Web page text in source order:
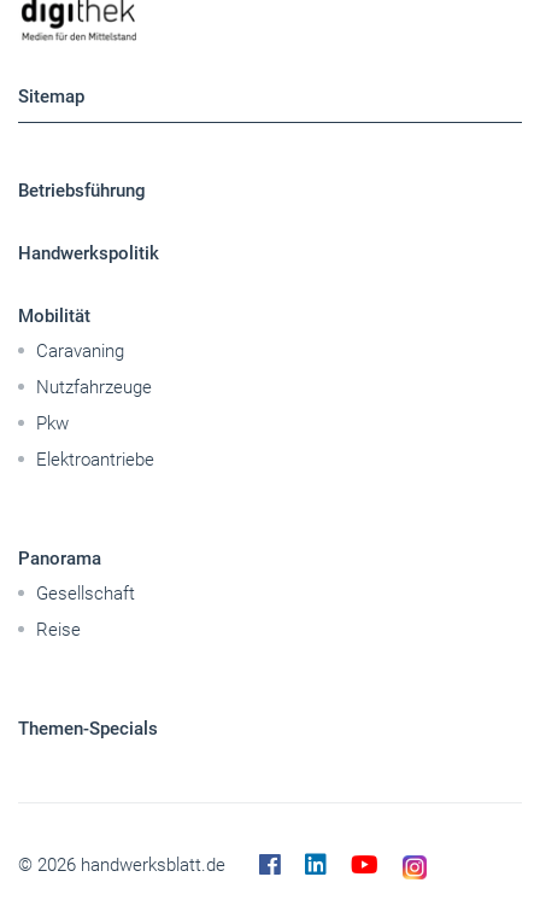
Sitemap
Betriebsführung
Handwerkspolitik
Mobilität
Caravaning
Nutzfahrzeuge
Pkw
Elektroantriebe
Panorama
Gesellschaft
Reise
Themen-Specials
© 2026 handwerksblatt.de